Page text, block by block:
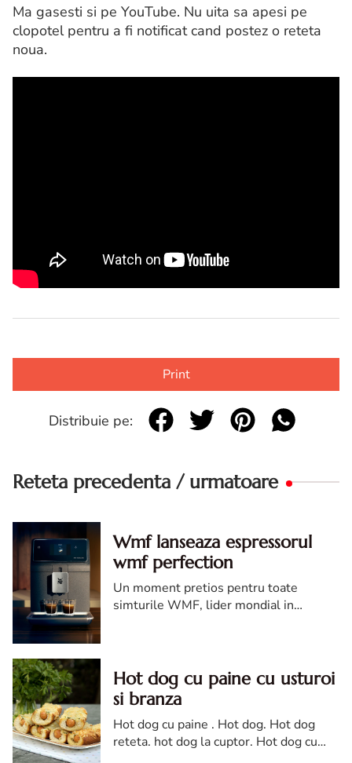
Ma gasesti si pe YouTube. Nu uita sa apesi pe
clopotel pentru a fi notificat cand postez o reteta
noua.
Print
Distribuie pe:
Reteta precedenta / urmatoare
Wmf lanseaza espressorul
wmf perfection
Un moment pretios pentru toate
simturile WMF, lider mondial in
Hot dog cu paine cu usturoi
si branza
Hot dog cu paine . Hot dog. Hot dog
reteta. hot dog la cuptor. Hot dog cu